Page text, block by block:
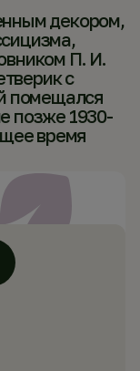
декором,
П. И.
с
помещался
позже 1930-
время